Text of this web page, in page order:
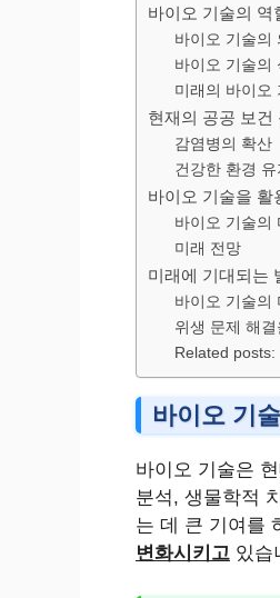
바이오 기술의 역
바이오 기술의
바이오 기술의
미래의 바이오
현재의 공공 보건
감염병의 확산
건강한 환경 유
바이오 기술을 활
바이오 기술의
미래 전망
미래에 기대되는
바이오 기술의
위생 문제 해
Related posts:
바이오 기
바이오 기술은
분석, 생물학적
는 데 큰 기여를
변화시키고 있습